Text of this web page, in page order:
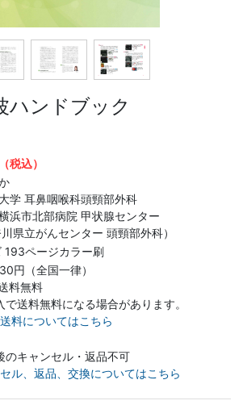
ハンドブック
税込）
学 耳鼻咽喉科頭頸部外科
浜市北部病院 甲状腺センター
川県立がんセンター 頭頸部外科）
193ページカラー刷
円（全国一律）
料無料
で送料無料になる場合があります。
料についてはこちら
のキャンセル・返品不可
ル、返品、交換についてはこちら